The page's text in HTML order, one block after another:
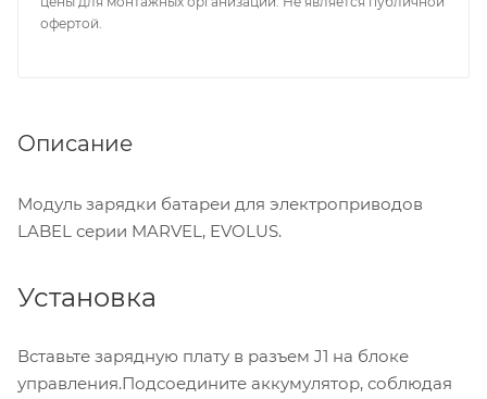
офертой.
Описание
Модуль зарядки батареи для электроприводов
LABEL серии MARVEL, EVOLUS.
Установка
Вставьте зарядную плату в разъем J1 на блоке
управления.Подсоедините аккумулятор, соблюдая